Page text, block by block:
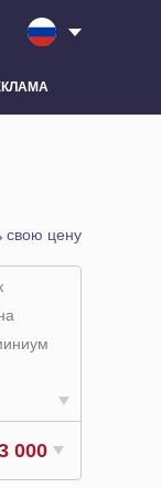
свою цену
000